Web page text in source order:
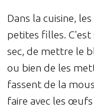
Dans la cuisine,
petites filles.
sec, de mettre le
ou bien de les
fassent de la
faire avec les